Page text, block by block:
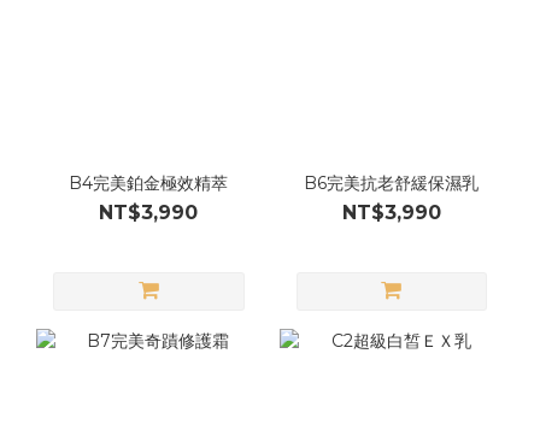
B4完美鉑金極效精萃
NT$3,990
B6完美抗老舒緩保濕乳
NT$3,990